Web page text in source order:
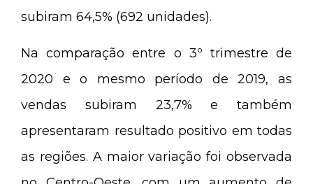
subiram 64,5% (692 unidades).
Na comparação entre o 3º trimestre de
2020 e o mesmo período de 2019, as
vendas subiram 23,7% e também
apresentaram resultado positivo em todas
as regiões. A maior variação foi observada